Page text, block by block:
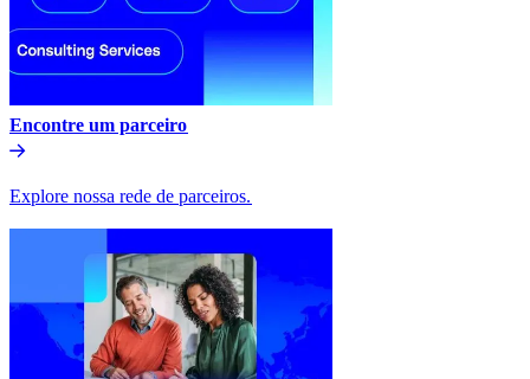
Encontre um parceiro​​
Explore nossa rede de parceiros.​​